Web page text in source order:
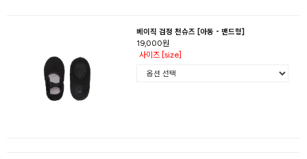
베이직 검정 천슈즈 [아동 - 밴드형]
19,000원
사이즈 [size]